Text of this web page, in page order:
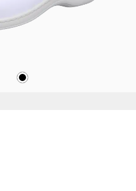
schwarz